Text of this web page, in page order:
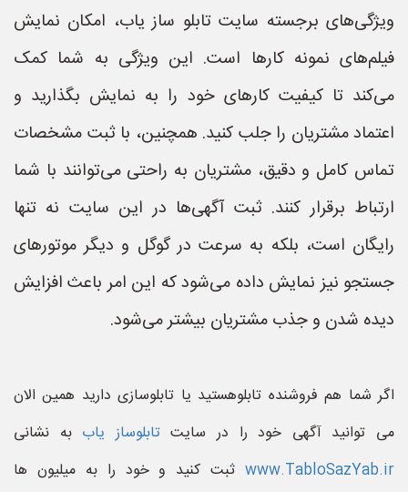
ویژگی‌های برجسته سایت تابلو ساز یاب، امکان نمایش
فیلم‌های نمونه کارها است. این ویژگی به شما کمک
می‌کند تا کیفیت کارهای خود را به نمایش بگذارید و
اعتماد مشتریان را جلب کنید. همچنین، با ثبت مشخصات
تماس کامل و دقیق، مشتریان به راحتی می‌توانند با شما
ارتباط برقرار کنند. ثبت آگهی‌ها در این سایت نه تنها
رایگان است، بلکه به سرعت در گوگل و دیگر موتورهای
جستجو نیز نمایش داده می‌شود که این امر باعث افزایش
دیده شدن و جذب مشتریان بیشتر می‌شود.
اگر شما هم فروشنده تابلوهستید یا تابلوسازی دارید همین الان
می توانید آگهی خود را در سایتتابلوساز یاب به نشانی
www.TabloSazYab.ir ثبت کنید و خود را به میلیون ها